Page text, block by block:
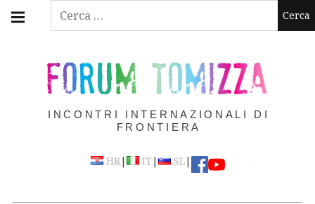
Ricerca
Skip
FORUM TOMIZZA
INCONTRI INTERNAZIONALI DI
FRONTIERA
HR| IT | SL|
navigation